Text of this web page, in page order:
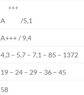
A
+++
/5,1
A+++ / 9,4
4,3 – 5,7 – 7,1 – 85 – 1372
19 – 24 – 29 – 36 – 45
58